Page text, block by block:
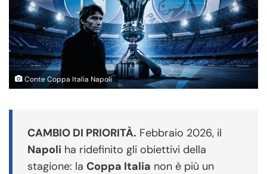
Conte Coppa Italia Napoli
CAMBIO DI PRIORITÀ. Febbraio 2026, il
Napoli ha ridefinito gli obiettivi della
stagione: la Coppa Italia non è più un